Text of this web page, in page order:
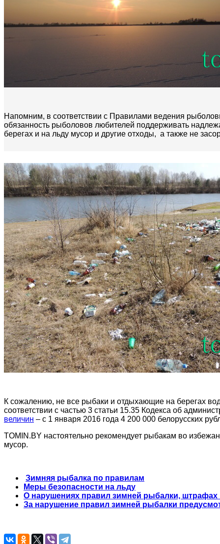
Напомним, в соответствии с Правилами ведения
обязанность рыболовов любителей поддерживать
берегах и на льду мусор и другие отходы, а также не
К сожалению, не все рыбаки и отдыхающие на берегах
соответствии с частью 3 статьи 15.35 Кодекса об
величин – с 1 января 2016 года 4 200 000 белорусских
TOMIN.BY настоятельно рекомендует рыбакам во
мусор.
Зимняя рыбалка по правилам
Меры безопасности на льду
О нарушениях правил зимней рыбалки, штрафах
За нарушение правил зимней рыбалки